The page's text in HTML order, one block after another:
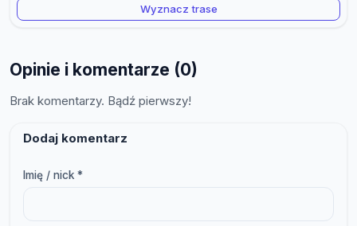
Wyznacz trase
Opinie i komentarze (0)
Brak komentarzy. Bądź pierwszy!
Dodaj komentarz
Imię / nick *